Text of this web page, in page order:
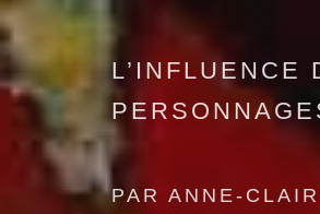
L’INFLUENCE
PAR ANNE-